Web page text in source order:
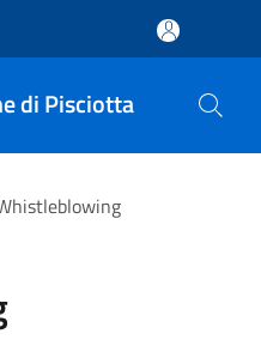
di Pisciotta